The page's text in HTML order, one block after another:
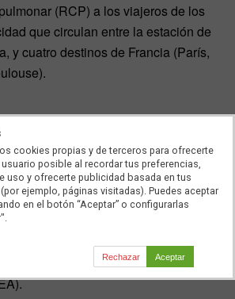
(RCP) a los viajeros de los
que circulan entre la estación de
y cuatro destinos de Francia (París,
pionera, ya que es la prera
como espacio formativo ‘in situ’. La
unos 30 minutos, es eminentemente
de ningún conociento previo parte
interés en ella. Además emergencia,
es llamar al 112 y solicitar ayuda
traigan un desfibrilador
cookies propias y de terceros para ofrecerte
usuario posible al recordar tus preferencias,
uso y ofrecerte publicidad basada en tus
ejemplo, páginas visitadas). Puedes aceptar
en el botón “Aceptar” o configurarlas
Rechazar Aceptar